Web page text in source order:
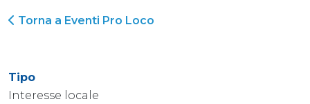
Torna a Eventi Pro Loco
Tipo
Interesse locale